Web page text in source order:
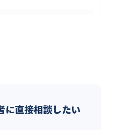
に直接相談したい